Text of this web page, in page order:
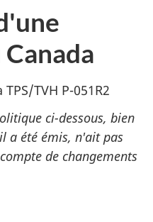
TVH P-051R2
ci-dessous, bien
a été émis, n'ait pas
de changements